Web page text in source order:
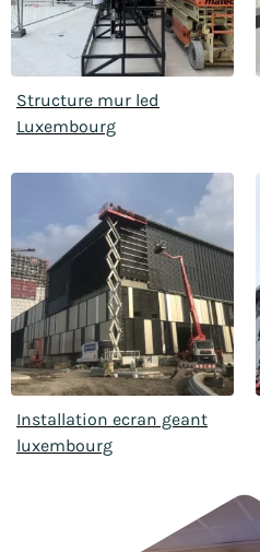
Structure mur led
Luxembourg
Installation ecran geant
luxembourg